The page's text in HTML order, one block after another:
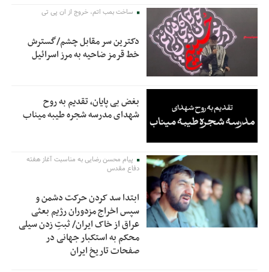
ساخت بمب اتم، خروج از ان پی تی
دکترین سر مقابل چشم/گسترش
خط قرمز ضاحیه به مرز اسرائیل
بغض بی پایان، تقدیم به روح
شهدای مدرسه شجره طیبه میناب
پیام محسن رضایی به مناسبت آغاز هفته
دفاع مقدس
ابتدا سد کردن حرکت دشمن و
سپس اخراج مزدوران رژیم بعثی
عراق از خاک ایران/ ثبتِ زدن سیلی
محکم به استکبار جهانی در
صفحات تاریخ ایران